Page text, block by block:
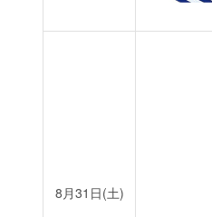
8月31日(土)